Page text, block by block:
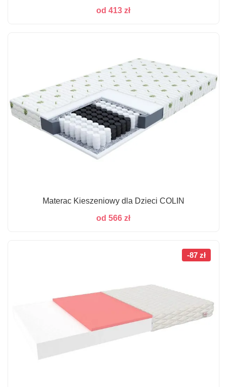
od413zł
Materac Kieszeniowy dla Dzieci COLIN
od566zł
-87 zł